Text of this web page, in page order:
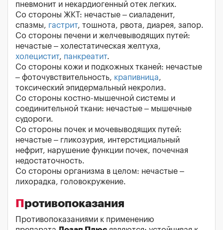
пневмонит и некардиогенный отек легких.
Со стороны ЖКТ: нечастые – сиаладенит,
спазмы, гастрит, тошнота, рвота, диарея, запор.
Со стороны печени и желчевыводящих путей:
нечастые – холестатическая желтуха,
холецистит, панкреатит.
Со стороны кожи и подкожных тканей: нечастые
– фоточувствительность, крапивница,
токсический эпидермальный некролиз.
Со стороны костно-мышечной системы и
соединительной ткани: нечастые – мышечные
судороги.
Со стороны почек и мочевыводящих путей:
нечастые – гликозурия, интерстициальный
нефрит, нарушение функции почек, почечная
недостаточность.
Со стороны организма в целом: нечастые –
лихорадка, головокружение.
Противопоказания
Противопоказаниями к применению